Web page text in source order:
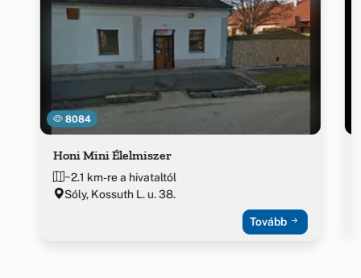
8084
Honi Mini Élelmiszer
~2.1 km-re a hivataltól
Sóly, Kossuth L. u. 38.
Tovább